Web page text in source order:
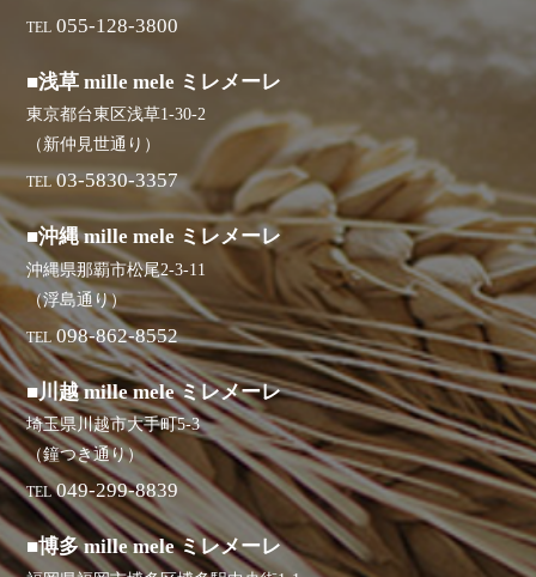
TEL 055-128-3800
■浅草 mille mele ミレメーレ
東京都台東区浅草1-30-2
（新仲見世通り）
TEL 03-5830-3357
■沖縄 mille mele ミレメーレ
沖縄県那覇市松尾2-3-11
（浮島通り）
TEL 098-862-8552
■川越 mille mele ミレメーレ
埼玉県川越市大手町5-3
（鐘つき通り）
TEL 049-299-8839
■博多 mille mele ミレメーレ